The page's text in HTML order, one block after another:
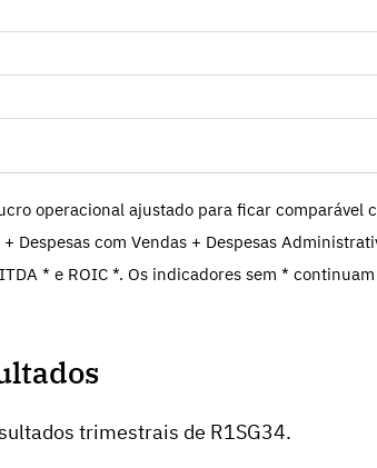
operacional ajustado para ficar comparável
Despesas com Vendas + Despesas
* e ROIC *. Os indicadores sem *
trimestrais de R1SG34.